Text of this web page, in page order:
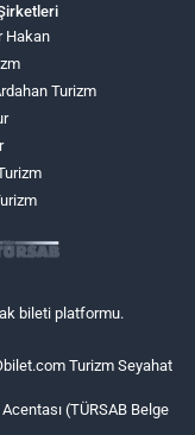
Hakan
Turizm
bileti platformu.
Turizm Seyahat
(TÜRSAB Belge